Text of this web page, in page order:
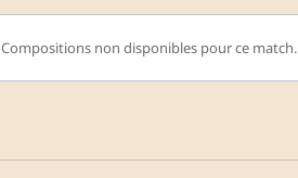
Compositions non disponibles pour ce match.